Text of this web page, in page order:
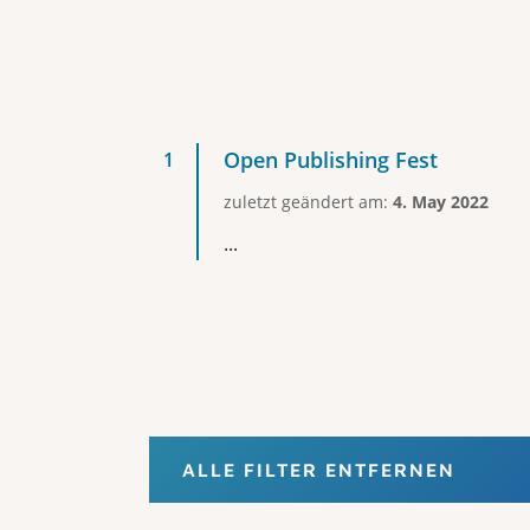
Open Publishing Fest
zuletzt geändert am: 4. May 2022
...
ALLE FILTER ENTFERNEN